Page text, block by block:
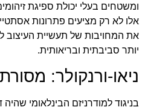
ומשטחים בעלי יכולת ספיגת
אלו לא רק מציעים פתרונות
את המחויבות של תעשיית העיצוב
יותר סביבתית ובריאותית.
ניאו-ורנקולר:
בניגוד למודרניזם הבינלאומי